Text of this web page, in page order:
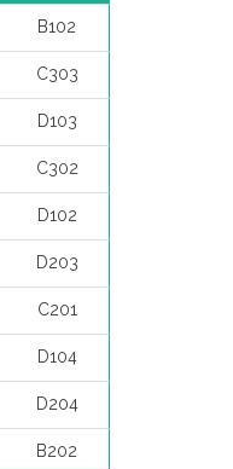
B102
C303
D103
C302
D102
D203
C201
D104
D204
B202